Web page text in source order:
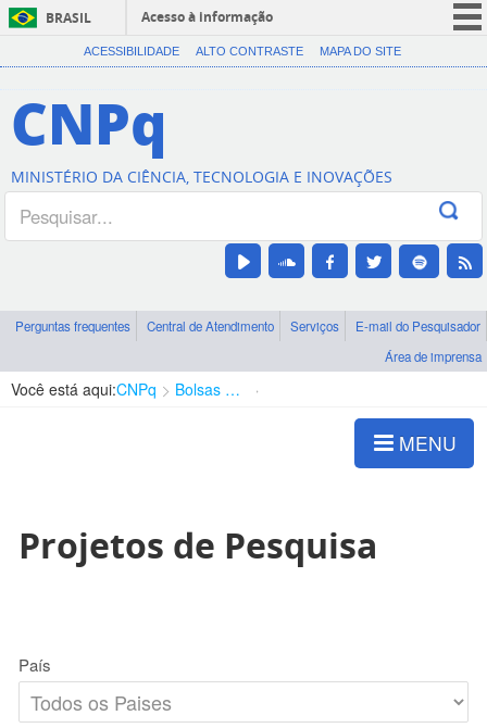
BRASIL
Acesso à informação
CORONAVÍRUS (COVID-19)
Canais
ACESSIBILIDADE ALTO CONTRASTE MAPA DO SITE
CNPq
MINISTÉRIO DA CIÊNCIA, TECNOLOGIA E INOVAÇÕES
Perguntas frequentes Central de Atendimento Serviços
E-mail do Pesquisador
Área de imprensa
Você está aqui:CNPq Bolsas e Auxílios Vigentes
MENU
Projetos de Pesquisa
País